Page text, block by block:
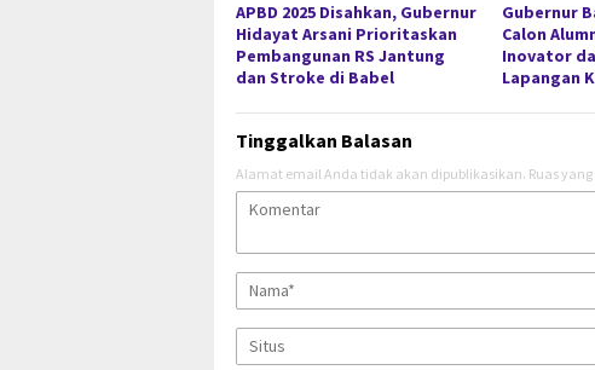
APBD 2025 Disahkan, Gubernur
Hidayat Arsani Prioritaskan
Pembangunan RS Jantung
dan Stroke di Babel
Gubernur
Calon
Inovator
Lapangan
Tinggalkan Balasan
Alamat email Anda tidak akan dipublikasikan. Ruas